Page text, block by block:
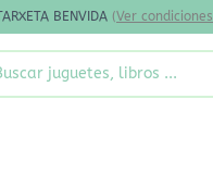
BENVIDA (Ver condiciones